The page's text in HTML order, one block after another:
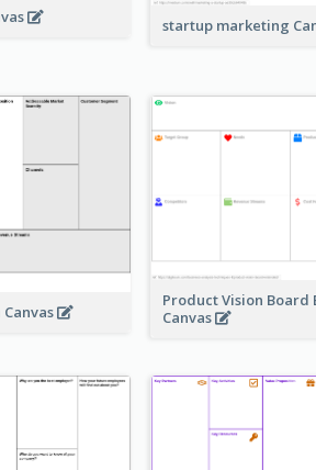
startup marketing
Product Vision Board
Canvas